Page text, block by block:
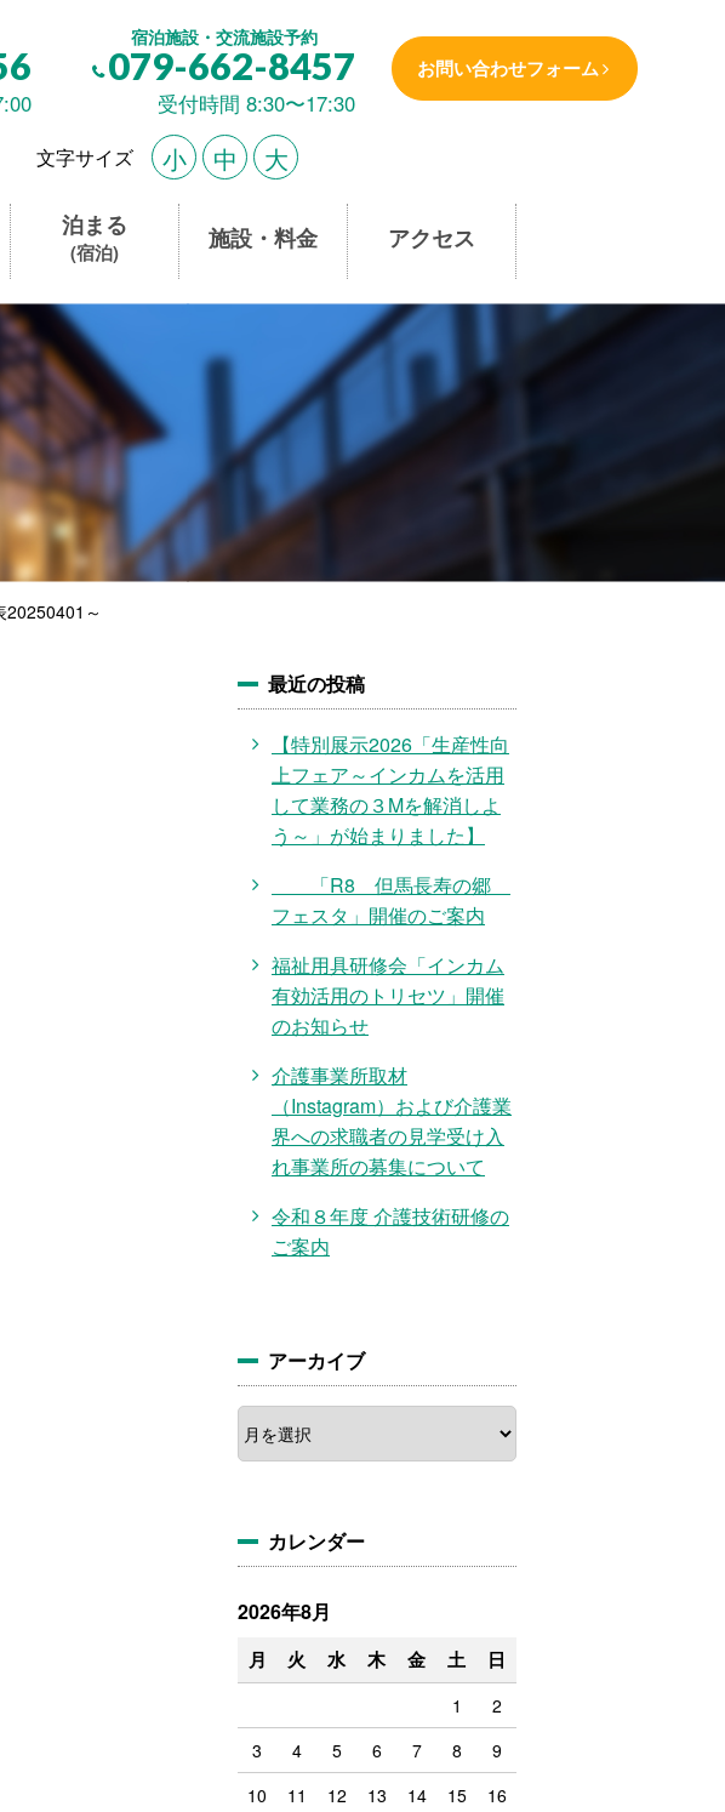
宿泊施設・交流施設予約
079-662-8457
受付時間 8:30〜17:30
お問い合わせフォーム
文字サイズ 小 中 大
泊まる
(宿泊) 施設・料金 アクセス
20250401～
最近の投稿
【特別展示2026「生産性向
上フェア～インカムを活用
して業務の３Mを解消しよ
う～」が始まりました】
「R8 但馬長寿の郷
フェスタ」開催のご案内
福祉用具研修会「インカム
有効活用のトリセツ」開催
のお知らせ
介護事業所取材
（Instagram）および介護業
界への求職者の見学受け入
れ事業所の募集について
令和８年度 介護技術研修の
ご案内
アーカイブ
ア
ー
カ
カレンダー
2026年8月
月 火 水 木 金 土 日
1
2
3
4 5 6 7 8
9
10
11 12 13 14 15
16